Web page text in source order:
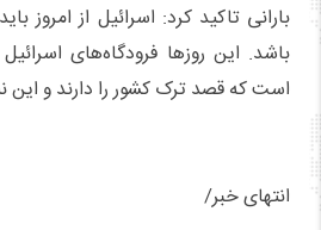
بارانی تاکید کرد: اسرائیل از امروز
باشد. این روزها فرودگاه‌های
است که قصد ترک کشور را دارند و این
انتهای خبر/